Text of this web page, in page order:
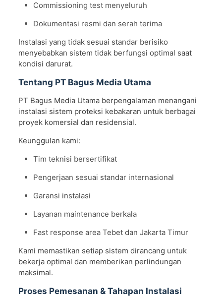
Commissioning test menyeluruh
Dokumentasi resmi dan serah terima
Instalasi yang tidak sesuai standar berisiko
menyebabkan sistem tidak berfungsi optimal saat
kondisi darurat.
Tentang PT Bagus Media Utama
PT Bagus Media Utama berpengalaman menangani
instalasi sistem proteksi kebakaran untuk berbagai
proyek komersial dan residensial.
Keunggulan kami:
Tim teknisi bersertifikat
Pengerjaan sesuai standar internasional
Garansi instalasi
Layanan maintenance berkala
Fast response area Tebet dan Jakarta Timur
Kami memastikan setiap sistem dirancang untuk
bekerja optimal dan memberikan perlindungan
maksimal.
Proses Pemesanan & Tahapan Instalasi